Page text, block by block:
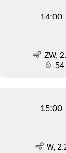
14:00
ZW,
54
15:00
W,